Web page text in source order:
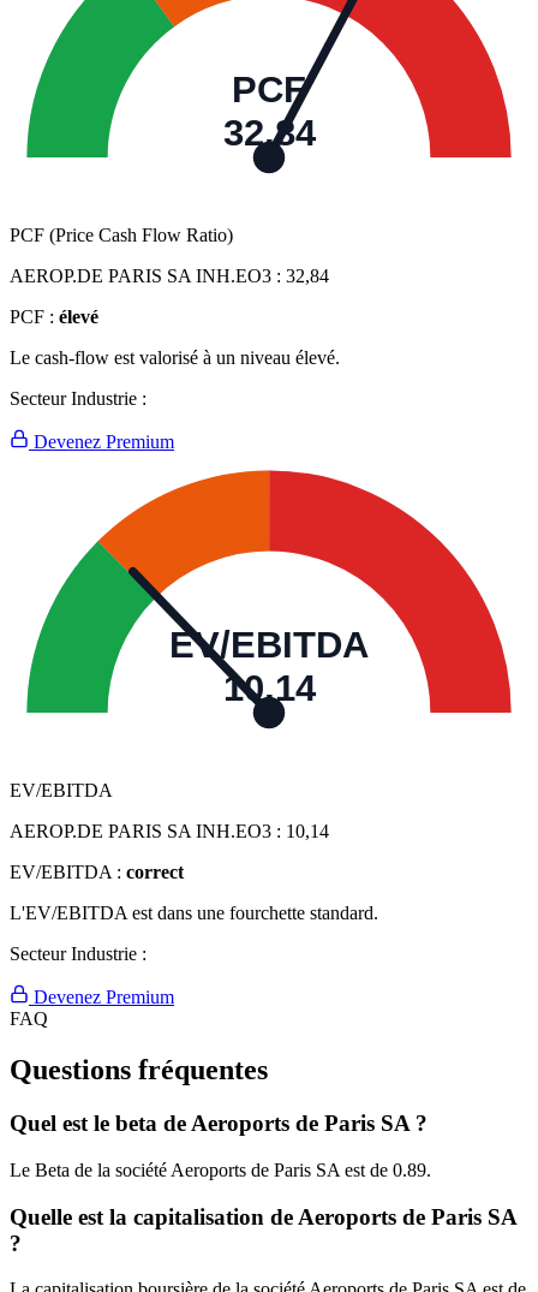
PCF
32,84
PCF (Price Cash Flow Ratio)
AEROP.DE PARIS SA INH.EO3 : 32,84
PCF : élevé
Le cash-flow est valorisé à un niveau élevé.
Secteur Industrie :
Devenez Premium
EV/EBITDA
10,14
EV/EBITDA
AEROP.DE PARIS SA INH.EO3 : 10,14
EV/EBITDA : correct
L'EV/EBITDA est dans une fourchette standard.
Secteur Industrie :
Devenez Premium
FAQ
Questions fréquentes
Quel est le beta de Aeroports de Paris SA ?
Le Beta de la société Aeroports de Paris SA est de 0.89.
Quelle est la capitalisation de Aeroports de Paris SA
?